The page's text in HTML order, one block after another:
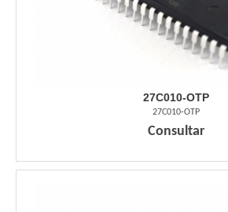
27C010-OTP
27C010-OTP
Consultar